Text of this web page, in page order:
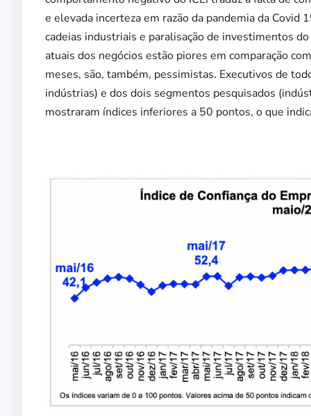
e elevada incerteza em razão da pandemia da
cadeias industriais e paralisação de investimentos
atuais dos negócios estão piores em comparação
meses, são, também, pessimistas. Executivos de
indústrias) e dos dois segmentos pesquisados
mostraram índices inferiores a 50 pontos, o que